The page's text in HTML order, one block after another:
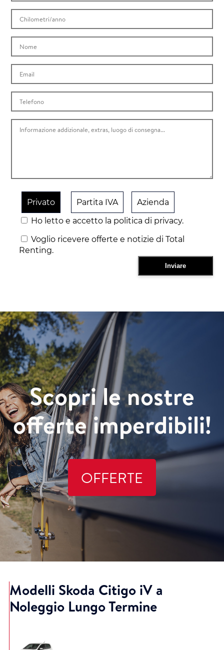
Privato Partita IVA
Azienda
Ho letto e accetto la politica di privacy.
Voglio ricevere offerte e notizie di Total
Renting.
Scopri le nostre
offerte imperdibili!
OFFERTE
Modelli Skoda Citigo iV a
Noleggio Lungo Termine